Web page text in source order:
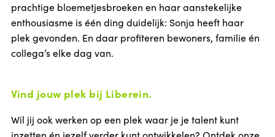
prachtige bloemetjesbroeken en haar aanstekelijke
enthousiasme is één ding duidelijk: Sonja heeft haar
plek gevonden. En daar profiteren bewoners, familie én
collega’s elke dag van.
Vind jouw plek bij Liberein.
Wil jij ook werken op een plek waar je je talent kunt